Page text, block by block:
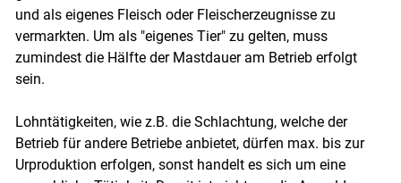
und als eigenes Fleisch oder Fleischerzeugnisse zu
vermarkten. Um als "eigenes Tier" zu gelten, muss
zumindest die Hälfte der Mastdauer am Betrieb erfolgt
sein.
Lohntätigkeiten, wie z.B. die Schlachtung, welche der
Betrieb für andere Betriebe anbietet, dürfen max. bis zur
Urproduktion erfolgen, sonst handelt es sich um eine